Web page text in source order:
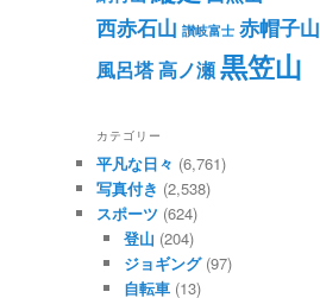
西赤石山 讃岐富士 赤帽子山
風呂塔高ノ瀬黒笠山
カテゴリー
平凡な日々 (6,761)
写真付き (2,538)
スポーツ (624)
登山 (204)
ジョギング(97)
自転車(13)